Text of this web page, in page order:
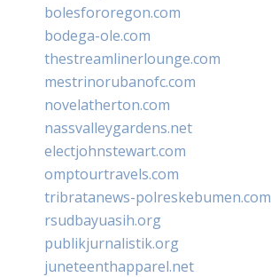
bolesfororegon.com
bodega-ole.com
thestreamlinerlounge.com
mestrinorubanofc.com
novelatherton.com
nassvalleygardens.net
electjohnstewart.com
omptourtravels.com
tribratanews-polreskebumen.com
rsudbayuasih.org
publikjurnalistik.org
juneteenthapparel.net